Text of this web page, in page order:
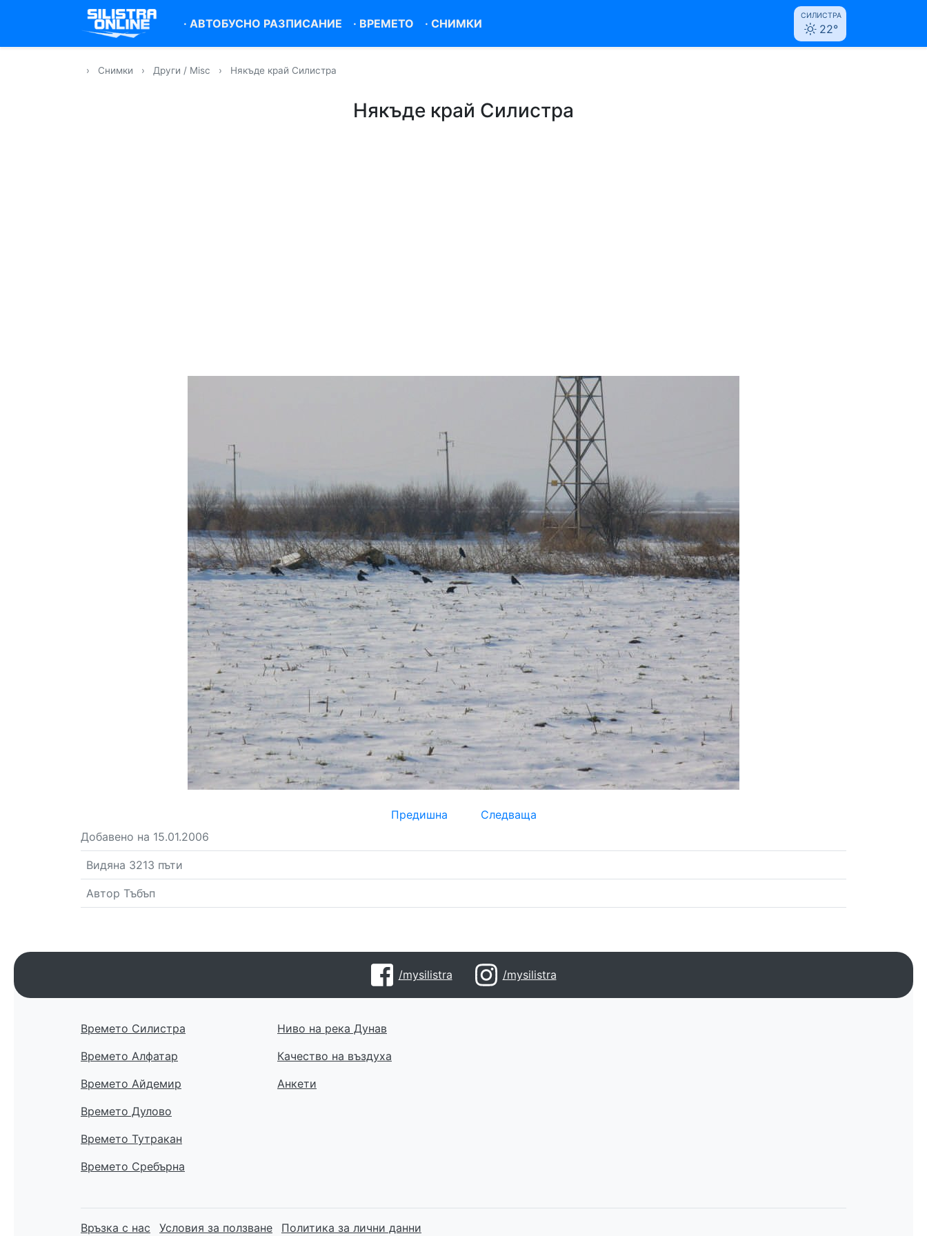
·АВТОБУСНО РАЗПИСАНИЕ · ВРЕМЕТО ·СНИМКИ
СИЛИСТРА
22°
› Снимки › Други / Misc › Някъде край Силистра
Някъде край Силистра
Предишна
Следваща
Добавено на 15.01.2006
Видяна 3213 пъти
Автор Тъбъп
/mysilistra /mysilistra
Времето Силистра
Времето Алфатар
Времето Айдемир
Времето Дулово
Времето Тутракан
Времето Сребърна
Ниво на река Дунав
Качество на въздуха
Анкети
Връзка с нас Условия за ползване Политика за лични данни